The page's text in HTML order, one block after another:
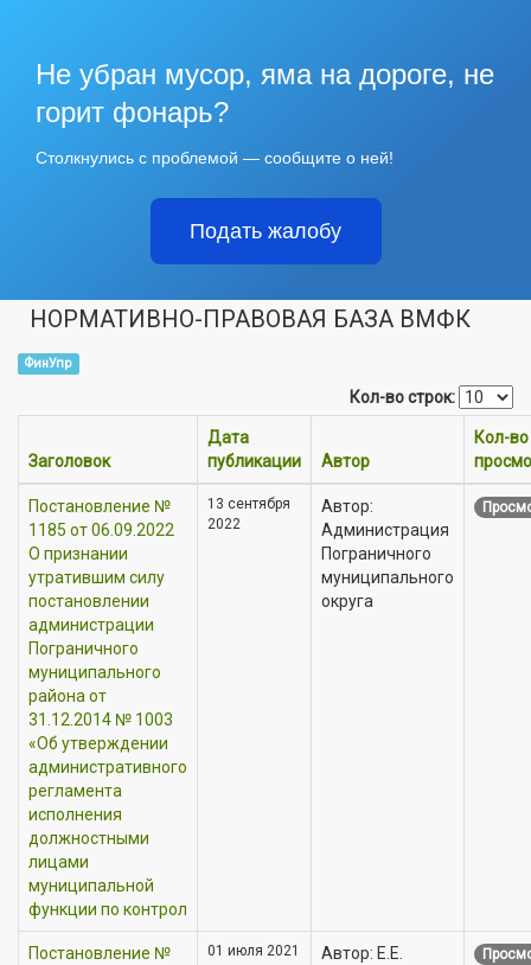
Не убран мусор, яма на дороге, не
горит фонарь?
Столкнулись с проблемой — сообщите о ней!
Подать жалобу
НОРМАТИВНО-ПРАВОВАЯ БАЗА ВМФК
ФинУпр
Кол-во строк:
Заголовок
Дата
публикации
Автор
Кол-во
Постановление №
1185 от 06.09.2022
О признании
утратившим силу
постановлении
администрации
Пограничного
муниципального
района от
31.12.2014 № 1003
«Об утверждении
административного
регламента
исполнения
должностными
лицами
муниципальной
функции по контрол
13 сентября
2022
Автор:
Администрация
Пограничного
муниципального
округа
Постановление №
01 июля 2021
Автор: Е.Е.